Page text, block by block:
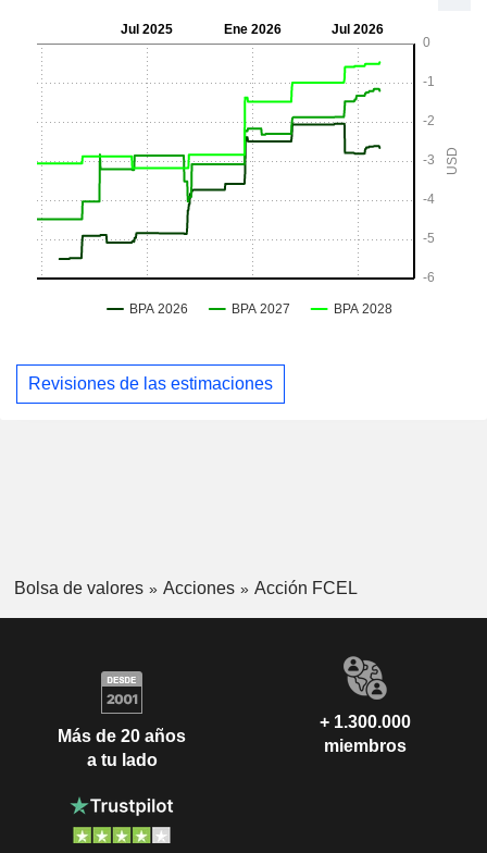
Revisiones de las estimaciones
Bolsa de valores Acciones Acción FCEL
Más de 20 años
a tu lado
+ 1.300.000
miembros